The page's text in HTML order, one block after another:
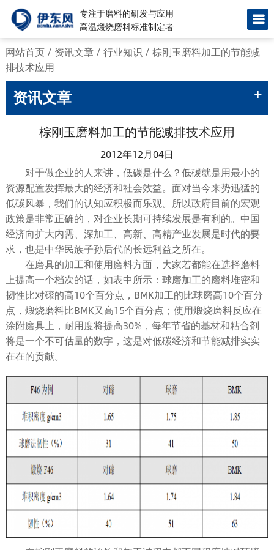
专注于磨料的研发与应用
高温煅烧磨料标准制定者
网站首页/ 资讯文章/ 行业知识/ 棕刚玉磨料加工的节能减
排技术应用
资讯文章 +
棕刚玉磨料加工的节能减排技术应用
2012年12月04日
对于做企业的人来讲，低碳是什么？低碳就是用最小的
资源配置发挥最大的经济和社会效益。面对当今来势迅猛的
低碳风暴，我们的认知应积极而乐观。所以政府目前的宏观
政策是非常正确的，对企业长期可持续发展是有利的。中国
经济向扩大内需、深加工、高新、高精产业发展是时代的要
求，也是中华民族子孙后代的长远利益之所在。
在磨具的加工和使用磨料方面，大家若都能在选择磨料
上提高一个档次的话，如表中所示：球磨加工的磨料堆密和
韧性比对磙的高10个百分点，BMK加工的比球磨高10个百分
点，煅烧磨料比BMK又高15个百分点；使用煅烧磨料反应在
涂附磨具上，耐用度将提高30%，每年节省的基材和粘合剂
将是一个不可估量的数字，这是对低碳经济和节能减排实实
在在的贡献。